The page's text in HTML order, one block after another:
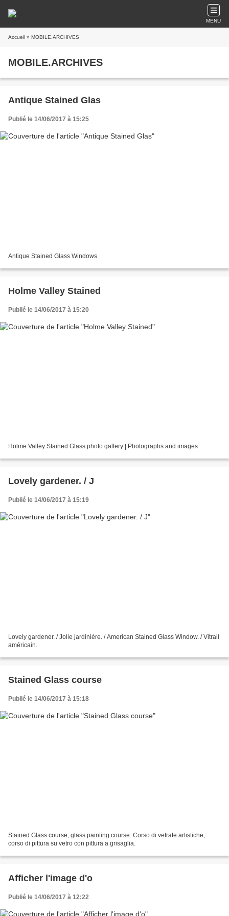
MENU
Accueil » MOBILE.ARCHIVES
MOBILE.ARCHIVES
Antique Stained Glas
Publié le 14/06/2017 à 15:25
Antique Stained Glass Windows
Holme Valley Stained
Publié le 14/06/2017 à 15:20
Holme Valley Stained Glass photo gallery | Photographs and images
Lovely gardener. / J
Publié le 14/06/2017 à 15:19
Lovely gardener. / Jolie jardinière. / American Stained Glass Window. / Vitrail
américain.
Stained Glass course
Publié le 14/06/2017 à 15:18
Stained Glass course, glass painting course. Corso di vetrate artistiche,
corso di pittura su vetro con pittura a grisaglia.
Afficher l'image d'o
Publié le 14/06/2017 à 12:22